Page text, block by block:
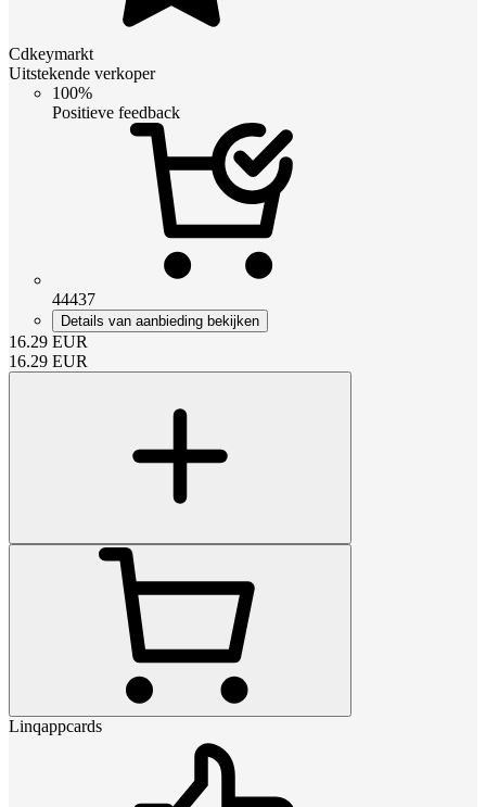
Cdkeymarkt
Uitstekende verkoper
100%
Positieve feedback
44437
Details van aanbieding bekijken
16.29 EUR
16.29 EUR
Linqappcards